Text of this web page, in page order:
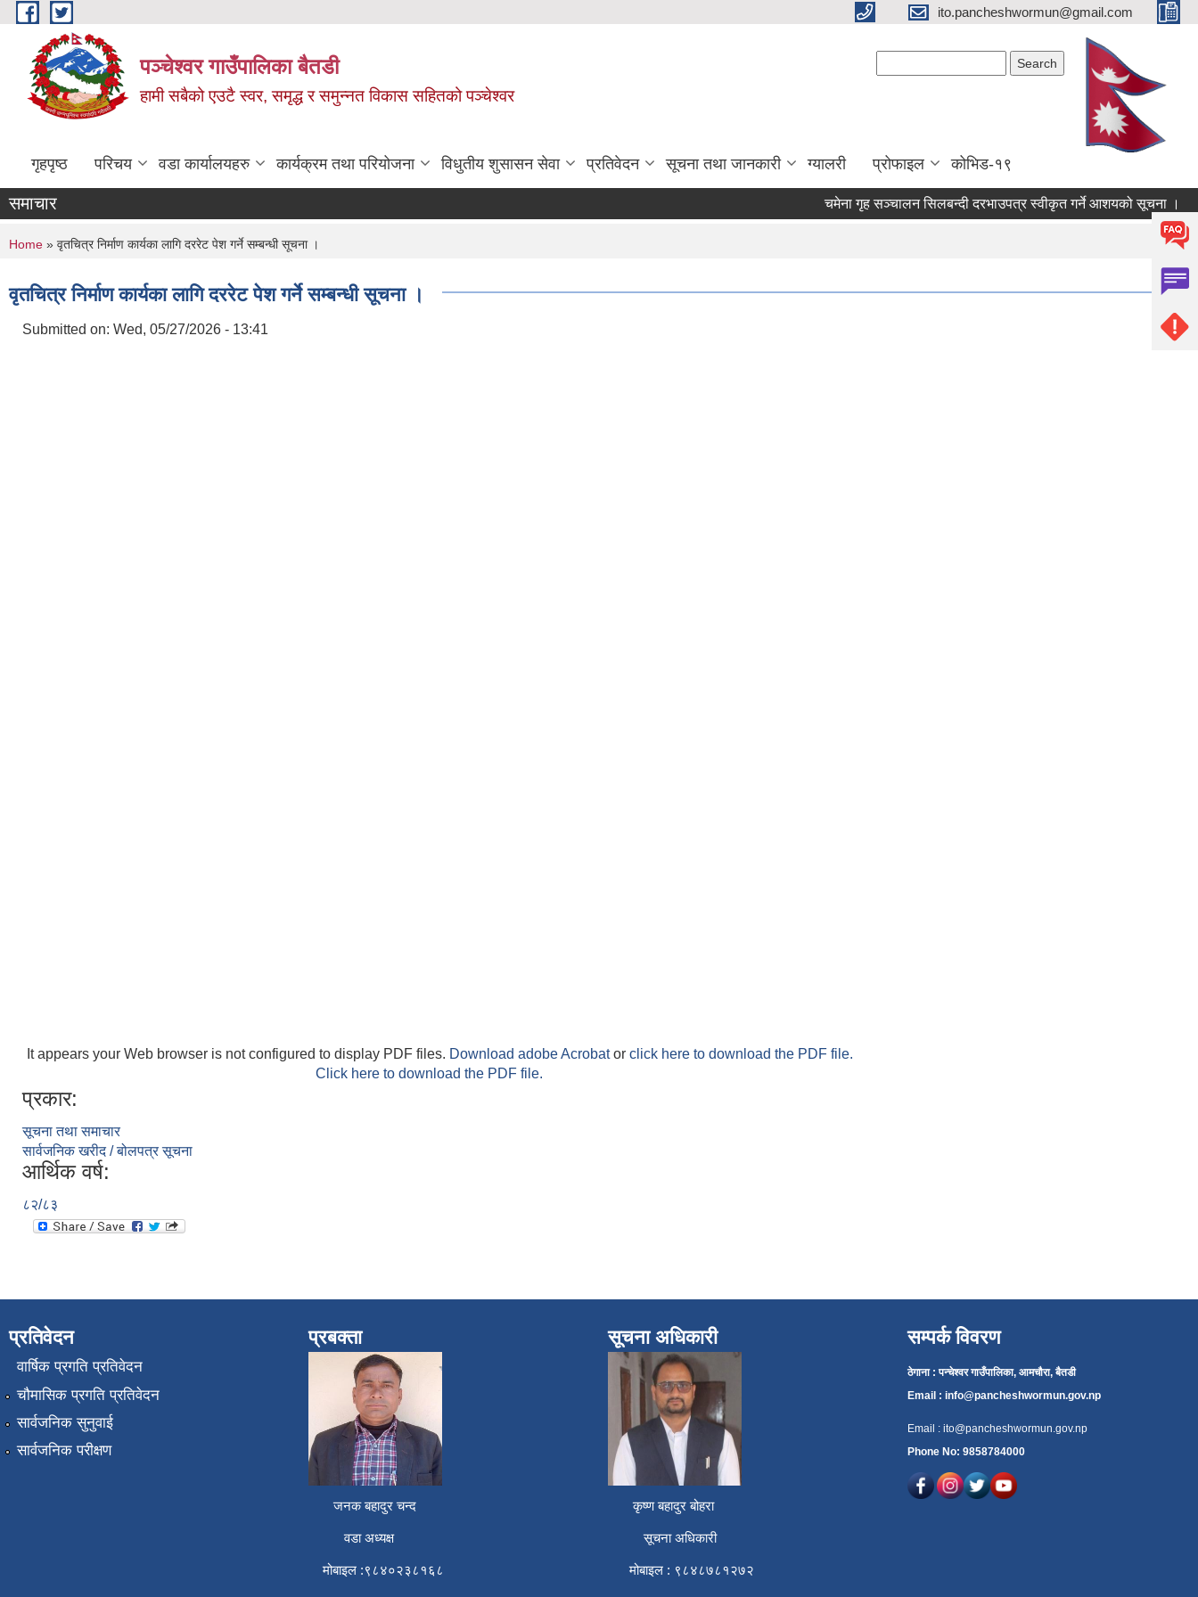
Skip to main content ito.pancheshwormun@gmail.com
पञ्चेश्वर गाउँपालिका बैतडी
हामी सबैको एउटै स्वर, समृद्ध र समुन्नत विकास सहितको पञ्चेश्वर
गृहपृष्ठ परिचय वडा कार्यालयहरु कार्यक्रम तथा परियोजना विधुतीय शुसासन सेवा प्रतिवेदन सूचना तथा जानकारी ग्यालरी प्रोफाइल कोभिड-१९
समाचार चमेना गृह सञ्‍चालन सिलबन्दी दरभाउपत्र स्वीकृत गर्ने आशयको सूचना ।
You are here
Home » वृतचित्र निर्माण कार्यका लागि दररेट पेश गर्ने सम्बन्धी सूचना ।
वृतचित्र निर्माण कार्यका लागि दररेट पेश गर्ने सम्बन्धी सूचना ।
Submitted on: Wed, 05/27/2026 - 13:41
It appears your Web browser is not configured to display PDF files. Download adobe Acrobator click here to download the PDF file.
Click here to download the PDF file.
प्रकार:
सूचना तथा समाचार
सार्वजनिक खरीद / बोलपत्र सूचना
आर्थिक वर्ष:
८२/८३
प्रतिवेदन
वार्षिक प्रगति प्रतिवेदन
चौमासिक प्रगति प्रतिवेदन
सार्वजनिक सुनुवाई
सार्वजनिक परीक्षण
प्रबक्ता
जनक बहादुर चन्द
वडा अध्यक्ष
मोबाइल :९८४०२३८१६८
सूचना अधिकारी
कृष्ण बहादुर बोहरा
सूचना अधिकारी
मोबाइल : ९८४८७८१२७२
सम्पर्क विवरण
ठेगाना : पन्चेश्वर गाउँपालिका, आमचौरा, बैतडी
Email : info@pancheshwormun.gov.np
Email : ito@pancheshwormun.gov.np
Phone No: 9858784000